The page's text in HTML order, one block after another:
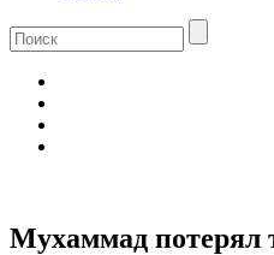
Мухаммад потерял